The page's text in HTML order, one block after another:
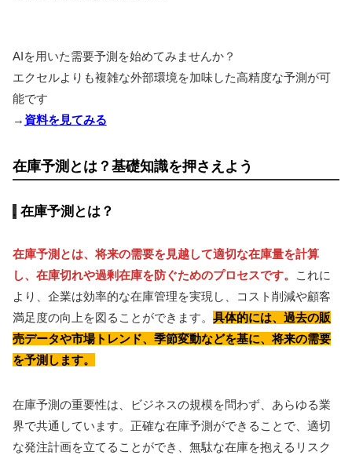
AIを用いた需要予測を始めてみませんか？
エクセルよりも複雑な外部環境を加味した高精度な予測が可
能です
→ 資料を見てみる
在庫予測とは？基礎知識を押さえよう
在庫予測とは？
在庫予測とは、将来の需要を見越して適切な在庫量を計算
し、在庫切れや過剰在庫を防ぐためのプロセスです。
これに
より、企業は効率的な在庫管理を実現し、コスト削減や顧客
満足度の向上を図ることができます。 具体的には、過去の販
売データや市場トレンド、季節変動などを基に、将来の需要
を予測します。
在庫予測の重要性は、ビジネスの規模を問わず、あらゆる業
界で共通しています。正確な在庫予測ができることで、適切
な発注計画を立てることができ、無駄な在庫を抱えるリスク